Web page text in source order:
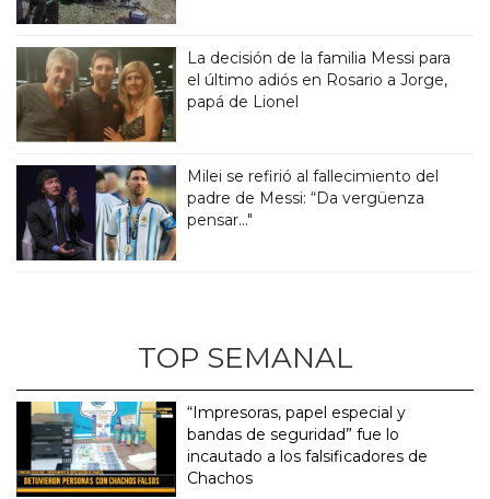
La decisión de la familia Messi para
el último adiós en Rosario a Jorge,
papá de Lionel
Milei se refirió al fallecimiento del
padre de Messi: “Da vergüenza
pensar..."
TOP SEMANAL
“Impresoras, papel especial y
bandas de seguridad” fue lo
incautado a los falsificadores de
Chachos